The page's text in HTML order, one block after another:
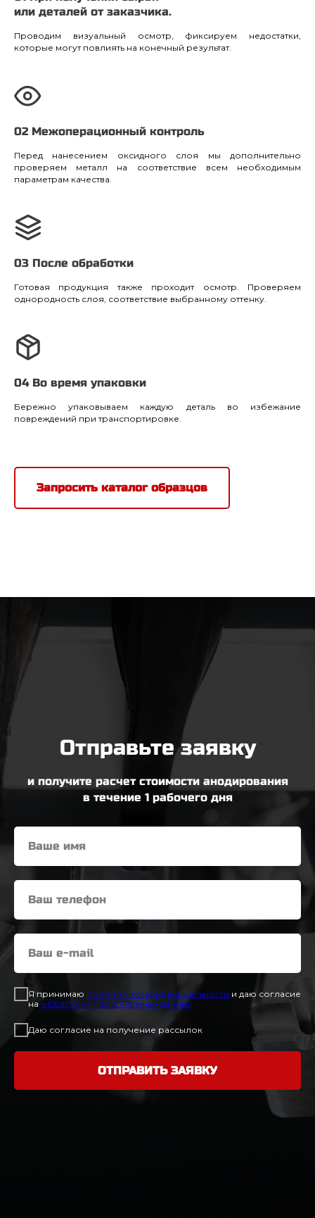
или деталей от заказчика.
Проводим визуальный осмотр, фиксируем недостатки,
которые могут повлиять на конечный результат.
02 Межоперационный контроль
Перед нанесением оксидного слоя мы дополнительно
проверяем металл на соответствие всем необходимым
параметрам качества.
03 После обработки
Готовая продукция также проходит осмотр. Проверяем
однородность слоя, соответствие выбранному оттенку.
04 Во время упаковки
Бережно упаковываем каждую деталь во избежание
повреждений при транспортировке.
Запросить каталог образцов
Отправьте заявку
и получите расчет стоимости анодирования
в течение 1 рабочего дня
Я принимаю политику конфиденциальности и даю согласие
на обработку персональных данных
Даю согласие на получение рассылок
ОТПРАВИТЬ ЗАЯВКУ